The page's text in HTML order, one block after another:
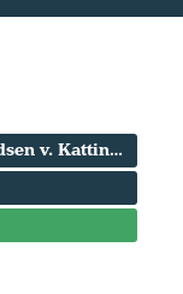
Parkeringspladsen v. Kattinge Værk